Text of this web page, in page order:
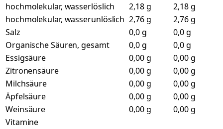
hochmolekular, wasserlöslich
2,18 g
2,18 g
hochmolekular, wasserunlöslich 2,76 g
2,76 g
Salz
0,0 g
0,0 g
Organische Säuren, gesamt
0,0 g
0,0 g
Essigsäure
0,00 g
0,00 g
Zitronensäure
0,00 g
0,00 g
Milchsäure
0,00 g
0,00 g
Äpfelsäure
0,00 g
0,00 g
Weinsäure
0,00 g
0,00 g
Vitamine